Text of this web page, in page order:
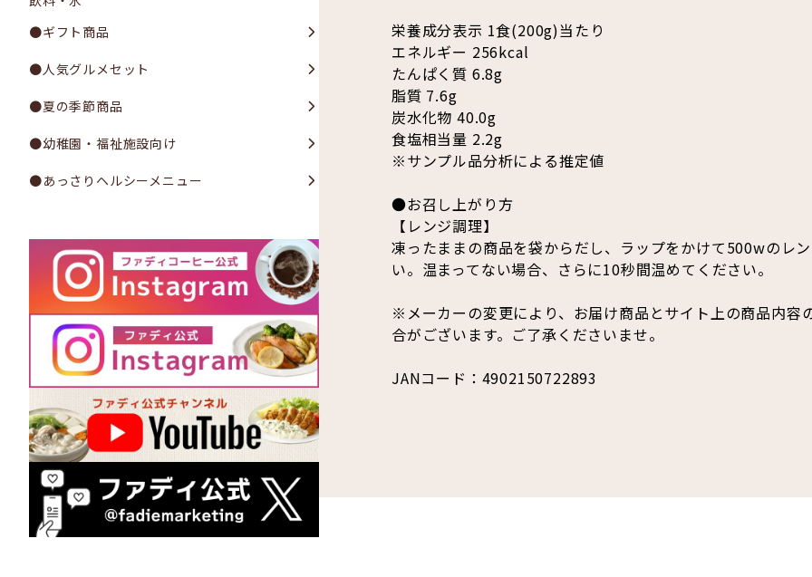
●ギフト商品
●人気グルメセット
●夏の季節商品
●幼稚園・福祉施設向け
●あっさりヘルシーメニュー
栄養成分表示 1食(200g)当たり
エネルギー 256kcal
たんぱく質 6.8g
脂質 7.6g
炭水化物 40.0g
食塩相当量 2.2g
※サンプル品分析による推定値
●お召し上がり方
【レンジ調理】
凍ったままの商品を袋からだし、ラップをかけて500wのレ
い。温まってない場合、さらに10秒間温めてください。
※メーカーの変更により、お届け商品とサイト上の商品内容
合がございます。ご了承くださいませ。
JANコード：4902150722893